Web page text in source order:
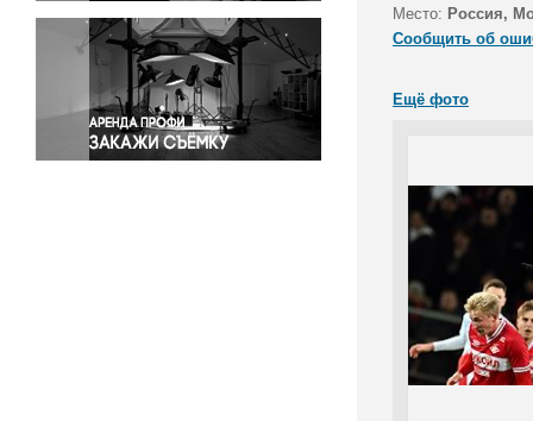
Светская жизнь
Спорт
Экология
Экономика и бизнес
Место: Россия,
Сообщить об
Ещё фото